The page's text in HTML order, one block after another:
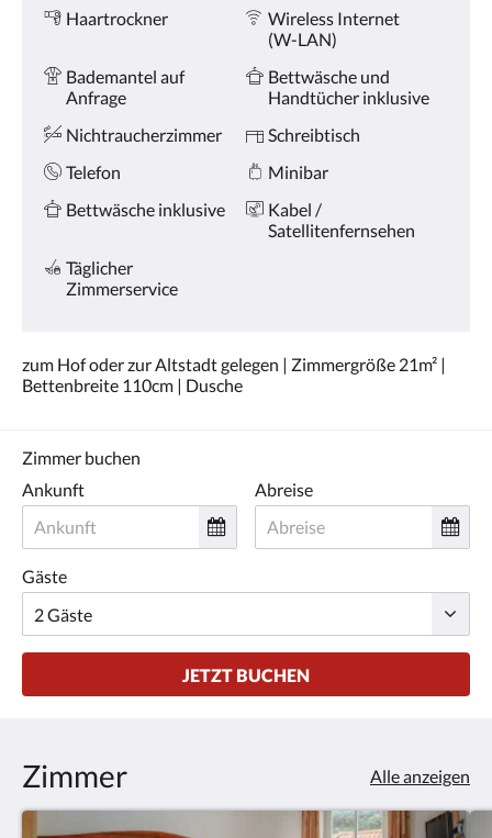
oder
Weiter,
sich
anzusehen.
Ausstattung
Haartrockner
Wireless Internet
(W-LAN)
Bademantel auf
Anfrage
Bettwäsche und
Handtücher inklusive
Nichtraucherzimmer
Schreibtisch
Telefon
Minibar
Bettwäsche inklusive
Kabel /
Satellitenfernsehen
Täglicher
Zimmerservice
zum Hof oder zur Altstadt gelegen | Zimmergröße 21m² |
Bettenbreite 110cm | Dusche
Zimmer buchen
Ankunft
Abreise
Gäste
JETZT BUCHEN
Zimmer Alle anzeigen